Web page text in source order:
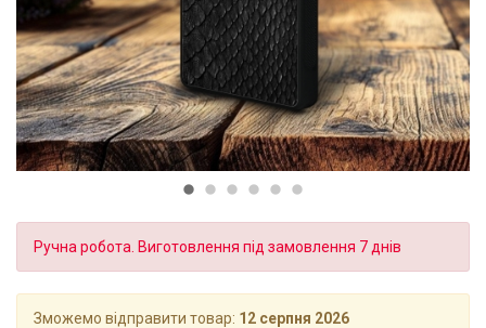
Ручна робота. Виготовлення під замовлення 7 днів
Зможемо відправити товар: 12 серпня 2026